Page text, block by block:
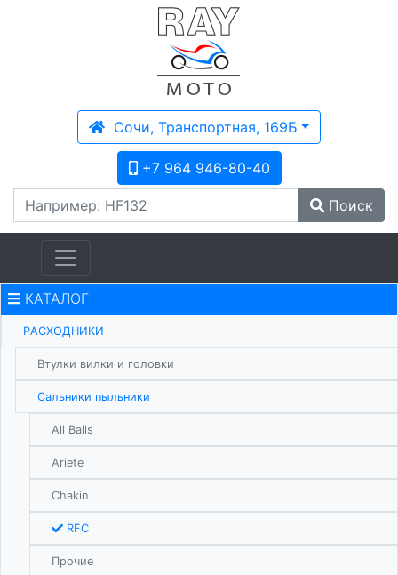
Сочи, Транспортная, 169Б
+7 964 946-80-40
Поиск
КАТАЛОГ
PАСХОДНИКИ
Втулки вилки и головки
Сальники пыльники
All Balls
Ariete
Chakin
RFC
Прочие